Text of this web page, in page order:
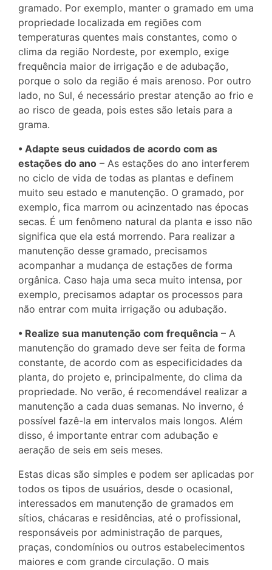
gramado. Por exemplo, manter o gramado em uma
propriedade localizada em regiões com
temperaturas quentes mais constantes, como o
clima da região Nordeste, por exemplo, exige
frequência maior de irrigação e de adubação,
porque o solo da região é mais arenoso. Por outro
lado, no Sul, é necessário prestar atenção ao frio e
ao risco de geada, pois estes são letais para a
grama.
• Adapte seus cuidados de acordo com as
estações do ano – As estações do ano interferem
no ciclo de vida de todas as plantas e definem
muito seu estado e manutenção. O gramado, por
exemplo, fica marrom ou acinzentado nas épocas
secas. É um fenômeno natural da planta e isso não
significa que ela está morrendo. Para realizar a
manutenção desse gramado, precisamos
acompanhar a mudança de estações de forma
orgânica. Caso haja uma seca muito intensa, por
exemplo, precisamos adaptar os processos para
não entrar com muita irrigação ou adubação.
• Realize sua manutenção com frequência – A
manutenção do gramado deve ser feita de forma
constante, de acordo com as especificidades da
planta, do projeto e, principalmente, do clima da
propriedade. No verão, é recomendável realizar a
manutenção a cada duas semanas. No inverno, é
possível fazê-la em intervalos mais longos. Além
disso, é importante entrar com adubação e
aeração de seis em seis meses.
Estas dicas são simples e podem ser aplicadas por
todos os tipos de usuários, desde o ocasional,
interessados em manutenção de gramados em
sítios, chácaras e residências, até o profissional,
responsáveis por administração de parques,
praças, condomínios ou outros estabelecimentos
maiores e com grande circulação. O mais